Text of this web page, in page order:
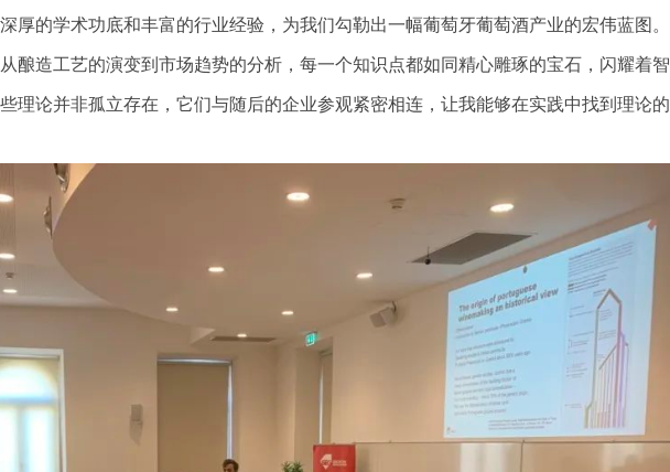
厚的学术功底和丰富的行业经验，为我们勾勒出一幅葡萄牙葡萄酒产业的宏伟蓝图。
酿造工艺的演变到市场趋势的分析，每一个知识点都如同精心雕琢的宝石，闪耀着智
理论并非孤立存在，它们与随后的企业参观紧密相连，让我能够在实践中找到理论的